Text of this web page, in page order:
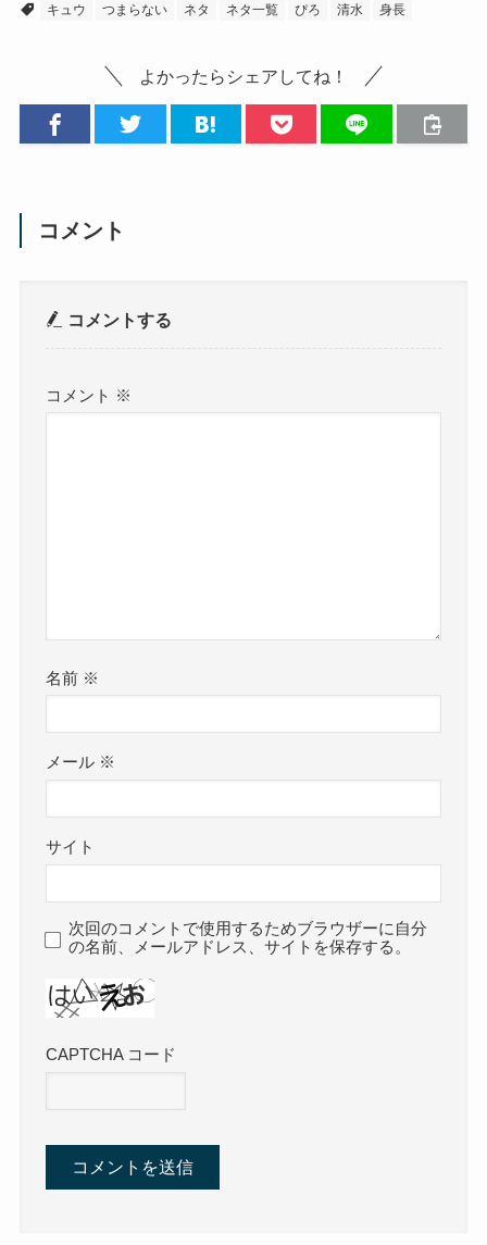
キュウ
つまらない ネタ ネタ一覧 ぴろ 清水 身長
よかったらシェアしてね！
コメント
コメントする
コメント ※
名前 ※
メール ※
サイト
次回のコメントで使用するためブラウザーに自分
の名前、メールアドレス、サイトを保存する。
CAPTCHA コード